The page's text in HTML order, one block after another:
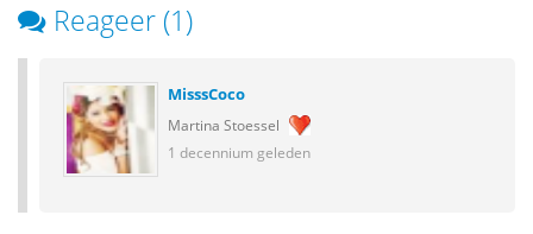
Reageer (1)
MisssCoco
Martina Stoessel
1 decennium geleden